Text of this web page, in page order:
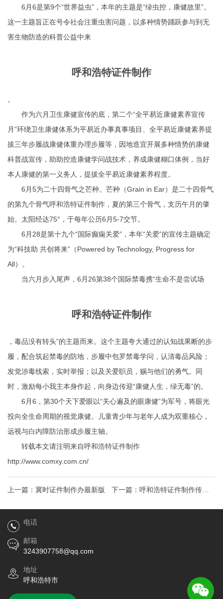
6月6是第9个“世界益虫”，本年的主题是“绿虫控，康健故里”。
这一主题旨正在号令社会注重虫害问题，以多种情势踊跃参与到无
害生物防造的科普公益中来
呼和浩特证件制作
。
作为六月卫生康健宣传的底，第二个“全平易近康健素养宣传
月”环绕卫生康健体系为平易近办事真事项目、全平易近康健素养提
拔三年步履战康健体重办理步履等，因地造宜开展多种情势的康健
科普战宣传，助助控造康健学问战技术，养成康健糊口体例，当好
本人康健的第一义务人，提拔全平易近康健素养程度。
6月5为二十四骨气之芒种。芒种（Grain in Ear）是二十四骨气
的第九个骨气呼和浩特证件制作，夏的第三个骨气，支历午月的肇
始。太阳经达75°，于每年公历6月5-7交节。
6月28是第十九个“国际癫痫关爱”，本年“关爱”的宣传主题确定
为“科技助 共创将来”（Powered by Technology, Progress for
All）。
当六月步入尾声，6月26第38个国际禁毒携“生命不是尝试场
呼和浩特证件制作
，毒品没有转头”的主题而来。这个主题夸大通过的认知战果断的步
履，配合筑起禁毒的防地，步履中包罗禁毒学问，认清毒品风险；
发觉涉毒线索，实时举报；以及关爱职员，赐与他们的勇气。同
时，激励每小我主本身作起，向身边传迎“康健人生，绿无毒”的。
6月6，第30个天下爱眼以“关心遍及的眼康健”为军号，将眼光
投向全生命周期的视觉康健。儿童青少年与老年人成为双重核心，
远视与白内障防治形成步履主轴。
转载本文请注明来自呼和浩特证件制作
http://www.comxy.com.cn/
上一篇： 冀时证件制作办最新版 下一篇： 呼和浩特证件制作传染
病防治法修订：强化公共卫生保
电话
邮箱
3243907758@qq.com
地址
呼和浩特市